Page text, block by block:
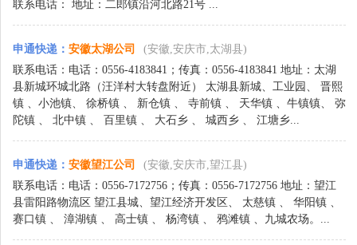
联系电话： 地址：二郎镇沿河北路21号 ...
申通快递 ： 安徽太湖公司
(安徽,安庆市,太湖县)
联系电话：电话：0556-4183841；传真：0556-4183841 地址：太湖
县新城环城北路（汪洋村大转盘附近） 太湖县新城、工业园、 晋熙
镇 、小池镇、 徐桥镇 、 新仓镇 、 寺前镇 、 天华镇 、牛镇镇、 弥
陀镇 、 北中镇 、 百里镇 、 大石乡 、 城西乡 、 江塘乡...
申通快递 ： 安徽望江公司
(安徽,安庆市,望江县)
联系电话：电话：0556-7172756；传真：0556-7172756 地址：望江
县雷阳路物流区 望江县城、望江经济开发区、 太慈镇 、 华阳镇 、
赛口镇 、 漳湖镇 、 高士镇 、 杨湾镇 、 鸦滩镇 、九城农场。...